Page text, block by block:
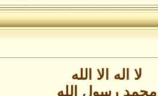
لا اله الا الله
محمد رسول الله